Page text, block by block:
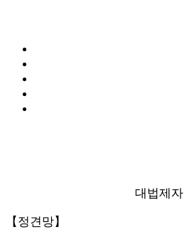
대법제자
【정견망】